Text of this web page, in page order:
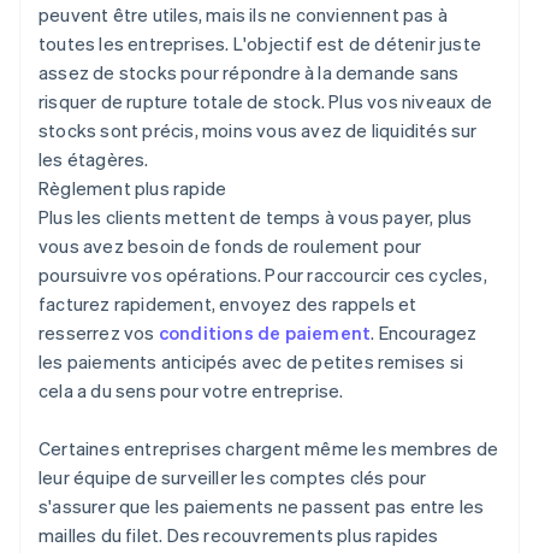
peuvent être utiles, mais ils ne conviennent pas à
toutes les entreprises. L'objectif est de détenir juste
assez de stocks pour répondre à la demande sans
risquer de rupture totale de stock. Plus vos niveaux de
stocks sont précis, moins vous avez de liquidités sur
les étagères.
Règlement plus rapide
Plus les clients mettent de temps à vous payer, plus
vous avez besoin de fonds de roulement pour
poursuivre vos opérations. Pour raccourcir ces cycles,
facturez rapidement, envoyez des rappels et
resserrez vos conditions de paiement. Encouragez
les paiements anticipés avec de petites remises si
cela a du sens pour votre entreprise.
Certaines entreprises chargent même les membres de
leur équipe de surveiller les comptes clés pour
s'assurer que les paiements ne passent pas entre les
mailles du filet. Des recouvrements plus rapides